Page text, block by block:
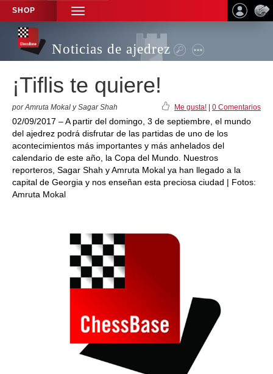
SHOP
TOGGLE
NAVIGATION
Noticias de ajedrez
¡Tiflis te quiere!
por Amruta Mokal y Sagar Shah Me gusta! 0 Comentarios
02/09/2017 – A partir del domingo, 3 de septiembre, el mundo
del ajedrez podrá disfrutar de las partidas de uno de los
acontecimientos más importantes y más anhelados del
calendario de este año, la Copa del Mundo. Nuestros
reporteros, Sagar Shah y Amruta Mokal ya han llegado a la
capital de Georgia y nos enseñan esta preciosa ciudad | Fotos:
Amruta Mokal